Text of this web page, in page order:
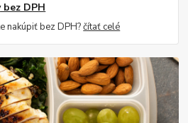
DPH
nakúpiť bez DPH?čítať celé